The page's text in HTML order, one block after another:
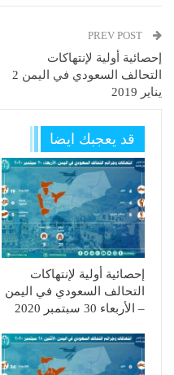
إحصائية أولية لإنتهاكات
التحالف السعودي في اليمن 2
يناير 2019
قد يعجبك ايضا
إحصائية أولية لإنتهاكات
التحالف السعودي في اليمن
– الأربعاء 30 سبتمبر 2020